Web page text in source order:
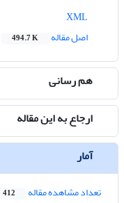
اصل مقاله
494.7 K
هم رسانی
ارجاع به این مقاله
آمار
تعداد مشاهده مقاله 412